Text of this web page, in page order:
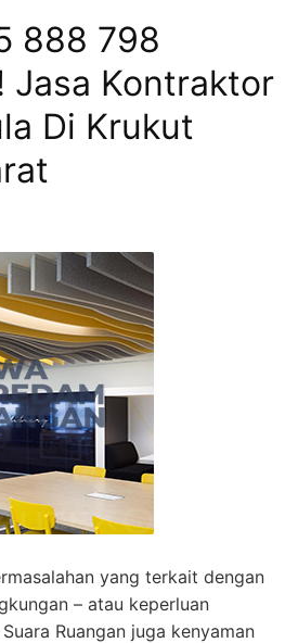
888 798
Jasa Kontraktor
Di Krukut
yang terkait dengan
– atau keperluan
Ruangan juga kenyaman